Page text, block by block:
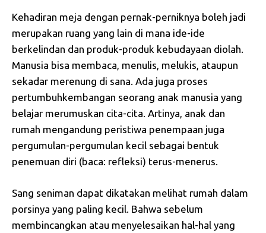
Kehadiran meja dengan pernak-perniknya boleh jadi
merupakan ruang yang lain di mana ide-ide
berkelindan dan produk-produk kebudayaan diolah.
Manusia bisa membaca, menulis, melukis, ataupun
sekadar merenung di sana. Ada juga proses
pertumbuhkembangan seorang anak manusia yang
belajar merumuskan cita-cita. Artinya, anak dan
rumah mengandung peristiwa penempaan juga
pergumulan-pergumulan kecil sebagai bentuk
penemuan diri (baca: refleksi) terus-menerus.
Sang seniman dapat dikatakan melihat rumah dalam
porsinya yang paling kecil. Bahwa sebelum
membincangkan atau menyelesaikan hal-hal yang